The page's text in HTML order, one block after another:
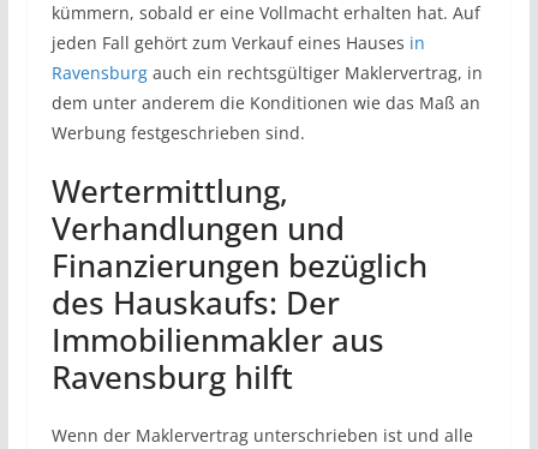
kümmern, sobald er eine Vollmacht erhalten hat. Auf
jeden Fall gehört zum Verkauf eines Hauses in
Ravensburgauch ein rechtsgültiger Maklervertrag, in
dem unter anderem die Konditionen wie das Maß an
Werbung festgeschrieben sind.
Wertermittlung,
Verhandlungen und
Finanzierungen bezüglich
des Hauskaufs: Der
Immobilienmakler aus
Ravensburg hilft
Wenn der Maklervertrag unterschrieben ist und alle